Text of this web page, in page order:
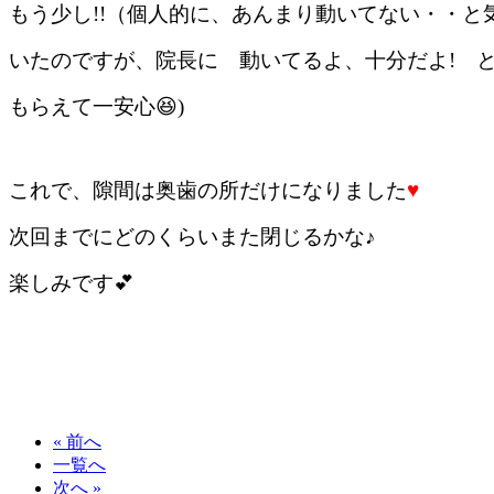
もう少し!!（個人的に、あんまり動いてない・・と
いたのですが、院長に 動いてるよ、十分だよ!
もらえて一安心😆)
これで、隙間は奥歯の所だけになりました♥
次回までにどのくらいまた閉じるかな♪
楽しみです💕
« 前へ
一覧へ
次へ »